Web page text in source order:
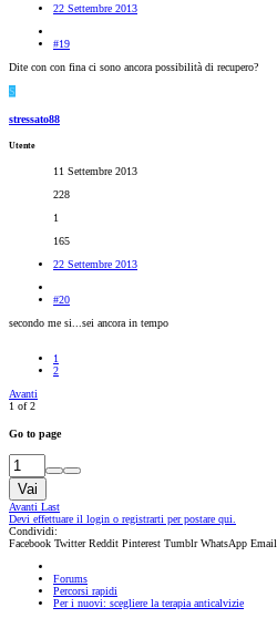
22 Settembre 2013
#19
Dite con con fina ci sono ancora possibilità di recupero?
S
stressato88
Utente
11 Settembre 2013
228
1
165
22 Settembre 2013
#20
secondo me si...sei ancora in tempo
1
2
Avanti
1 of 2
Go to page
Vai
Avanti Last
Devi effettuare il login o registrarti per postare qui.
Condividi:
Facebook Twitter Reddit Pinterest Tumblr WhatsApp Email
Forums
Percorsi rapidi
Per i nuovi: scegliere la terapia anticalvizie